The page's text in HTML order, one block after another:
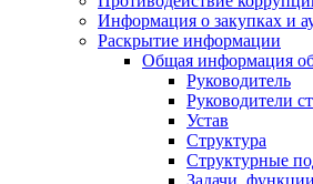
Информация о закупках и
Раскрытие информации
Общая информация
Руководитель
Руководители
Устав
Структура
Структурные
Задачи,